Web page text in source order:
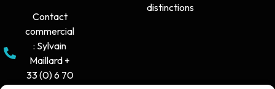
Contact
commercial
: Sylvain
Maillard +
33 (0) 6 70
distinctions